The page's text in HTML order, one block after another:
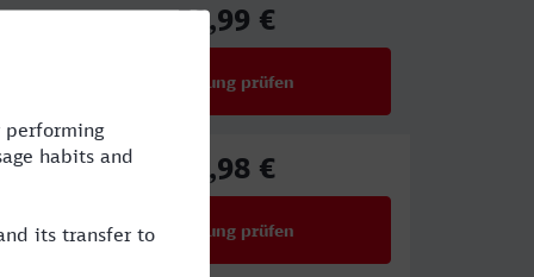
59,99 €
Verbindung prüfen
77,98 €
Verbindung prüfen